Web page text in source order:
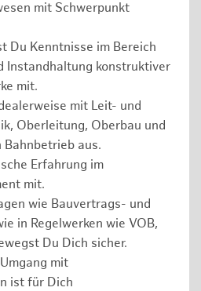
mit Schwerpunkt
Du Kenntnisse im Bereich
Instandhaltung konstruktiver
mit.
mit Leit- und
Oberleitung, Oberbau und
Bahnbetrieb aus.
Erfahrung im
mit.
wie Bauvertrags- und
in Regelwerken wie VOB,
Du Dich sicher.
mit
ist für Dich